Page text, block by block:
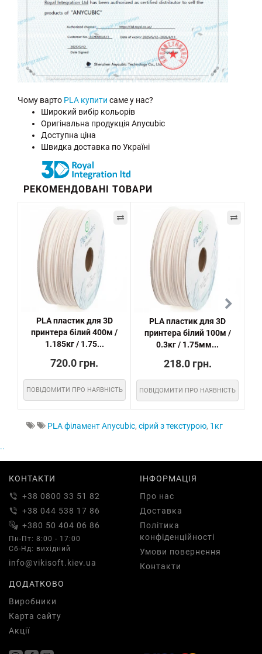
Чому варто PLA купити саме у нас?
Широкий вибір кольорів
Оригінальна продукція Anycubic
Доступна ціна
Швидка доставка по Україні
РЕКОМЕНДОВАНІ ТОВАРИ
PLA пластик для 3D
принтера білий 400м /
1.185кг / 1.75...
720.0 грн.
ПОВІДОМИТИ ПРО НАЯВНІСТЬ
PLA пластик для 3D
принтера білий 100м /
0.3кг / 1.75мм...
218.0 грн.
ПОВІДОМИТИ ПРО НАЯВНІСТЬ
PLA філамент Anycubic, сірий з текстурою, 1кг
..
КОНТАКТИ
+38 0800 33 51 82
+38 044 538 17 86
+380 50 404 06 86
Пн-Пт: 8:00 - 17:00
Сб-Нд: вихідний
info@vikisoft.kiev.ua
ІНФОРМАЦІЯ
Про нас
Доставка
Політика
конфіденційності
Умови повернення
Контакти
ДОДАТКОВО
Виробники
Карта сайту
Акції